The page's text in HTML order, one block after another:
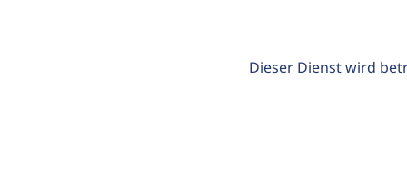
Dieser Dienst wird